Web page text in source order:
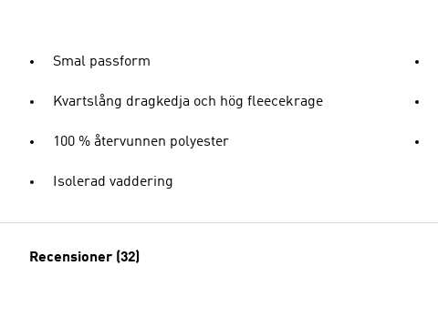
Smal passform
Kvartslång dragkedja och hög fleecekrage
100 % återvunnen polyester
Isolerad vaddering
Recensioner (32)